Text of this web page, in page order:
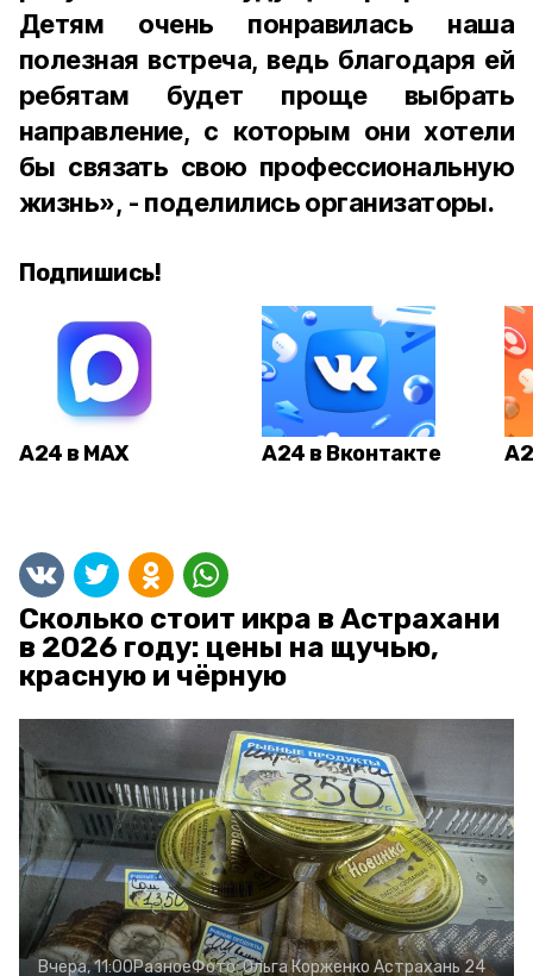
Детям очень понравилась наша
полезная встреча, ведь благодаря ей
ребятам будет проще выбрать
направление, с которым они хотели
бы связать свою профессиональную
жизнь», - поделились организаторы.
Подпишись!
А24 в MAX А24 в Вконтакте
Сколько стоит икра в Астрахани
в 2026 году: цены на щучью,
красную и чёрную
Вчера, 11:00РазноеФото:Ольга Корженко Астрахань 24